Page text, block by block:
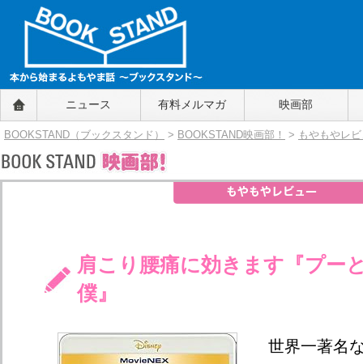
BOOKSTAND（ブックスタンド）
～本から始まるよもやま話～
BOOKSTAND（ブ
ニュース 有料メルマガ 映画部
BOOKSTAND（ブックスタンド） > BOOKSTAND映画部！ > もやもやレ
肩こり腰痛に効きます『プー
僕』
世界一著名